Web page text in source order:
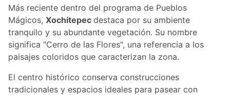
Más reciente dentro del programa de Pueblos
Mágicos, Xochitepec destaca por su ambiente
tranquilo y su abundante vegetación. Su nombre
significa "Cerro de las Flores", una referencia a los
paisajes coloridos que caracterizan la zona.
El centro histórico conserva construcciones
tradicionales y espacios ideales para pasear con